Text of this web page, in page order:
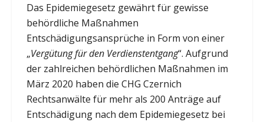
Das Epidemiegesetz gewährt für gewisse
behördliche Maßnahmen
Entschädigungsansprüche in Form von einer
„Vergütung für den Verdienstentgang“. Aufgrund
der zahlreichen behördlichen Maßnahmen im
März 2020 haben die CHG Czernich
Rechtsanwälte für mehr als 200 Anträge auf
Entschädigung nach dem Epidemiegesetz bei